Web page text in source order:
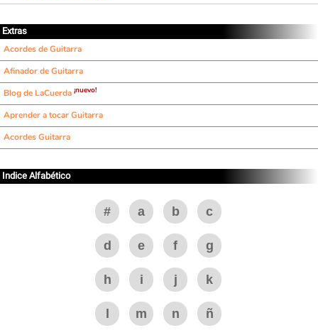
Extras
Acordes de Guitarra
Afinador de Guitarra
Blog de LaCuerda ¡nuevo!
Aprender a tocar Guitarra
Acordes Guitarra
Indice Alfabético
# a b c
d e f g
h i j k
m n ñ